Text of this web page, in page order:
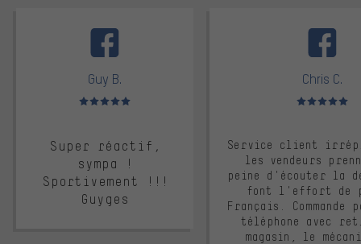
Guy B.
Note moyenne : 5 sur 5
Super réactif,
sympa !
Sportivement !!!
Guyges
Chris C.
Note moyenne :
Service client
les vendeurs
peine d'écouter la
font l'effort de
Français. Commande
téléphone avec
magasin, le